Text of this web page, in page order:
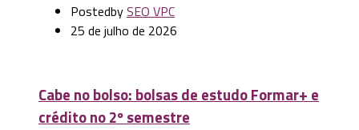
PostedbySEO VPC
25 de julho de 2026
Cabe no bolso: bolsas de estudo Formar+ e
crédito no 2º semestre